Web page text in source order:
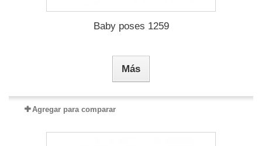
Baby poses 1259
Más
Agregar para comparar